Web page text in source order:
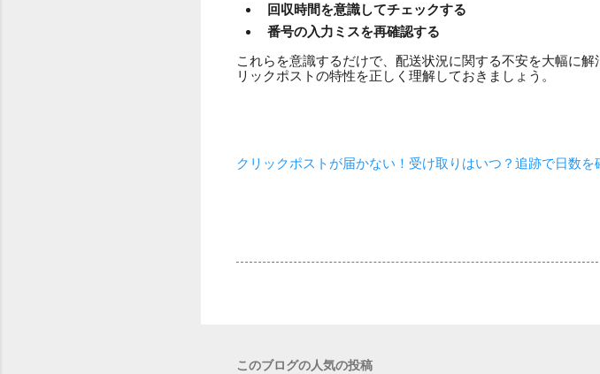
回収時間を意識してチェックする
番号の入力ミスを再確認する
これらを意識するだけで、配送状況に関する不安を大幅に
リックポストの特性を正しく理解しておきましょう。
クリックポストが届かない！受け取りはいつ？追跡で日数を
このブログの人気の投稿